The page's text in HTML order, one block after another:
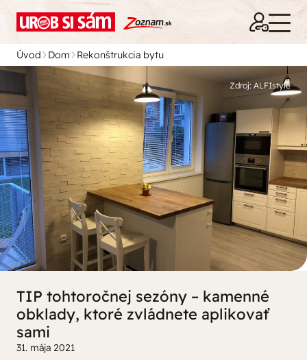
Úvod Dom Rekonštrukcia bytu
Zdroj: ALFIstyle
TIP tohtoročnej sezóny – kamenné
obklady, ktoré zvládnete aplikovať
sami
31. mája 2021